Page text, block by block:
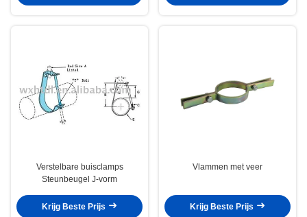
Verstelbare buisclamps
Steunbeugel J-vorm
Krijg Beste Prijs
Vlammen met veer
Krijg Beste Prijs